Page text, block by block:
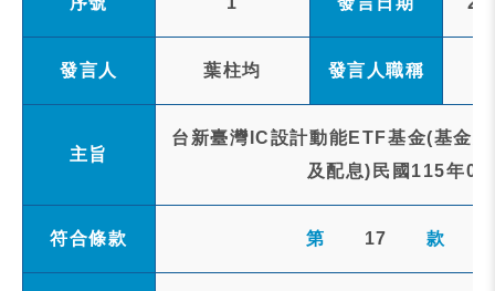
發言人 葉柱均 發言人職稱
主旨
台新臺灣IC設計動能ETF基金(基金
及配息)民國115年
符合條款 第 17 款